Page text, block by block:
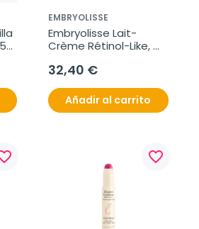
EMBRYOLISSE
Embryolisse Lait-
Crème Rétinol-Like,
32,40 €
Añadir al carrito
favorite_border